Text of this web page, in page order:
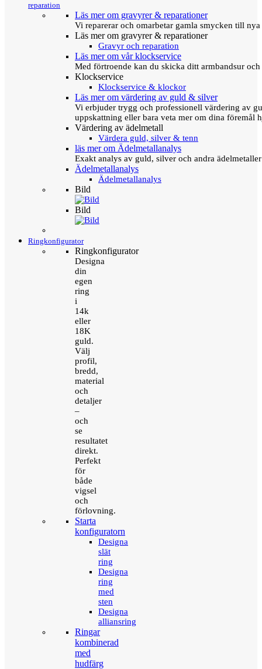
reparation
Läs mer om gravyrer & reparationer
Vi reparerar och omarbetar gamla smycken till
Läs mer om gravyrer & reparationer
Gravyr och reparation
Läs mer om vår klockservice
Med förtroende kan du skicka ditt armbandsur
Klockservice
Klockservice & klockor
Läs mer om värdering av guld & silver
Vi erbjuder trygg och professionell värdering av
uppskattning eller bara veta mer om dina föremål
Värdering av ädelmetall
Värdera guld, silver & tenn
läs mer om Ädelmetallanalys
Exakt analys av guld, silver och andra
Ädelmetallanalys
Ädelmetallanalys
Bild
Bild
Ringkonfigurator
Ringkonfigurator
Designa
din
egen
ring
i
14k
eller
18K
guld.
Välj
profil,
bredd,
material
och
detaljer
–
och
se
resultatet
direkt.
Perfekt
för
både
vigsel
och
förlovning.
Starta
konfiguratorn
Designa
slät
ring
Designa
ring
med
sten
Designa
alliansring
Ringar
kombinerad
med
hudfärg